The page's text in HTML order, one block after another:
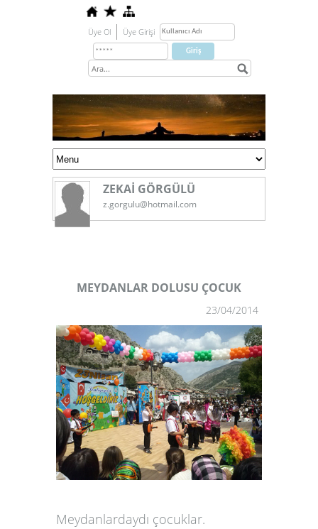
Üye Ol Üye Girişi
ZEKAİ GÖRGÜLÜ
z.gorgulu@hotmail.com
MEYDANLAR DOLUSU ÇOCUK
23/04/2014
Meydanlardaydı çocuklar.